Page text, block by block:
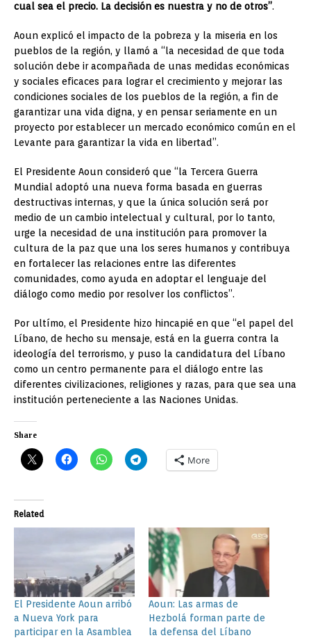
cual sea el precio. La decisión es nuestra y no de otros”.
Aoun explicó el impacto de la pobreza y la miseria en los
pueblos de la región, y llamó a “la necesidad de que toda
solución debe ir acompañada de unas medidas económicas
y sociales eficaces para lograr el crecimiento y mejorar las
condiciones sociales de los pueblos de la región, a fin de
garantizar una vida digna, y en pensar seriamente en un
proyecto por establecer un mercado económico común en el
Levante para garantizar la vida en libertad”.
El Presidente Aoun consideró que “la Tercera Guerra
Mundial adoptó una nueva forma basada en guerras
destructivas internas, y que la única solución será por
medio de un cambio intelectual y cultural, por lo tanto,
urge la necesidad de una institución para promover la
cultura de la paz que una los seres humanos y contribuya
en fortalecer las relaciones entre las diferentes
comunidades, como ayuda en adoptar el lenguaje del
diálogo como medio por resolver los conflictos”.
Por ultímo, el Presidente hizo hincapié en que “el papel del
Líbano, de hecho su mensaje, está en la guerra contra la
ideología del terrorismo, y puso la candidatura del Líbano
como un centro permanente para el diálogo entre las
diferentes civilizaciones, religiones y razas, para que sea una
institución perteneciente a las Naciones Unidas.
Share
More
Related
El Presidente Aoun arribó
a Nueva York para
participar en la Asamblea
Aoun: Las armas de
Hezbolá forman parte de
la defensa del Líbano